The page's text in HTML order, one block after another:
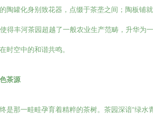
陶罐化身别致花器，点缀于茶垄之间；陶板
得丰河茶园超越了一般农业生产范畴，升华
时空中的和谐共鸣。
茶源
是那一畦畦孕育着精粹的茶树。茶园深谙“绿